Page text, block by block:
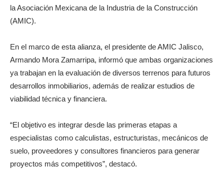
la Asociación Mexicana de la Industria de la Construcción
(AMIC).
En el marco de esta alianza, el presidente de AMIC Jalisco,
Armando Mora Zamarripa, informó que ambas organizaciones
ya trabajan en la evaluación de diversos terrenos para futuros
desarrollos inmobiliarios, además de realizar estudios de
viabilidad técnica y financiera.
“El objetivo es integrar desde las primeras etapas a
especialistas como calculistas, estructuristas, mecánicos de
suelo, proveedores y consultores financieros para generar
proyectos más competitivos”, destacó.